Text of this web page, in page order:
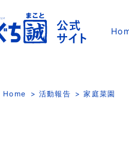
Home 活動報告 家庭菜園